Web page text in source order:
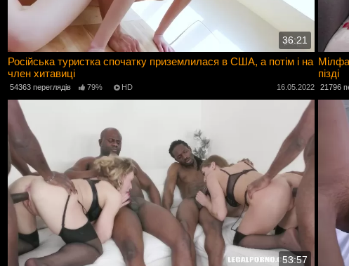
36:21
Російська туристка спочатку приземлилася в США, а потім і на
член хитавиці
54363 переглядів 79% HD 16.05.2022
пізді
21796
53:57